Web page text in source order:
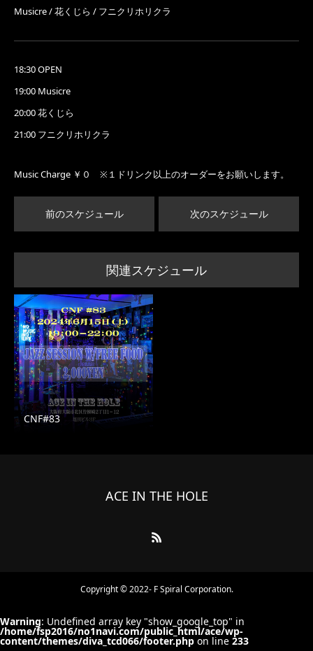
Musicre / 花くじら / フニクリホリクラ
18:30 OPEN
19:00 Musicre
20:00 花くじら
21:00 フニクリホリクラ
Music Charge ￥０ ※１ドリンク以上のオーダーをお願いします。
前のスケジュール 次のスケジュール
関連スケジュール
CNF#83
ACE IN THE HOLE
Copyright © 2022- F Spiral Corporation.
Warning: Undefined array key "show_google_top" in
/home/fsp2016/no1navi.com/public_html/ace/wp-
content/themes/diva_tcd066/footer.php on line 233